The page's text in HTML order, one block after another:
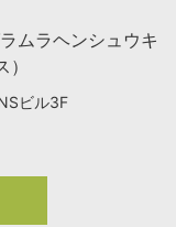
ムラヘンシュウキ
ビル3F